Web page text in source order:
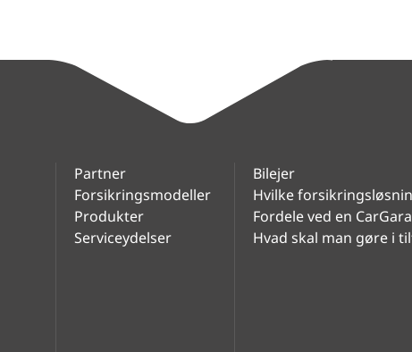
Partner
Forsikringsmodeller
Produkter
Serviceydelser
Bilejer
Hvilke
Fordele ved en
Hvad skal man gøre i